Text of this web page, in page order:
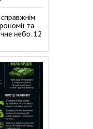
та
небо. 12